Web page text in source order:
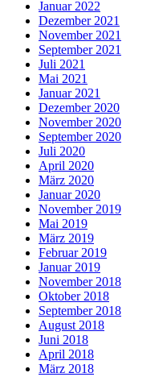
Januar 2022
Dezember 2021
November 2021
September 2021
Juli 2021
Mai 2021
Januar 2021
Dezember 2020
November 2020
September 2020
Juli 2020
April 2020
März 2020
Januar 2020
November 2019
Mai 2019
März 2019
Februar 2019
Januar 2019
November 2018
Oktober 2018
September 2018
August 2018
Juni 2018
April 2018
März 2018